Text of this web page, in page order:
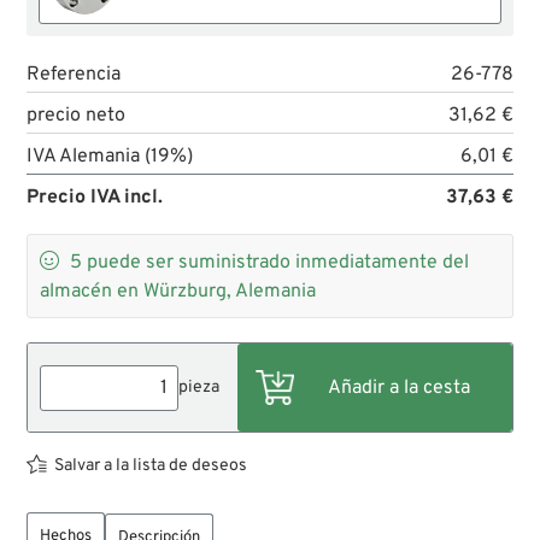
Referencia
26-778
precio neto
31,62 €
IVA Alemania (19%)
6,01 €
Precio IVA incl.
37,63 €
 5 puede ser suministrado inmediatamente del
almacén en Würzburg, Alemania
pieza
Salvar a la lista de deseos